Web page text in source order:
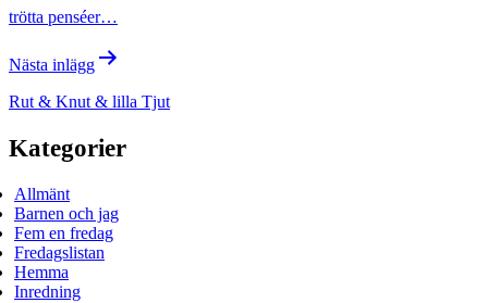
trötta penséer…
Nästa inlägg
Rut & Knut & lilla Tjut
Kategorier
Allmänt
Barnen och jag
Fem en fredag
Fredagslistan
Hemma
Inredning